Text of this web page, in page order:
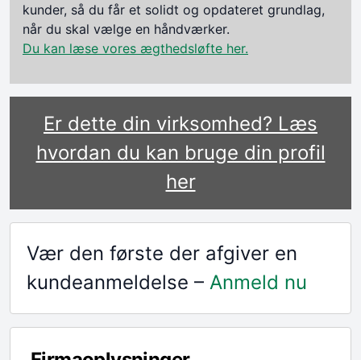
kunder, så du får et solidt og opdateret grundlag,
når du skal vælge en håndværker.
Du kan læse vores ægthedsløfte her.
Er dette din virksomhed? Læs
hvordan du kan bruge din profil
her
Vær den første der afgiver en
kundeanmeldelse – Anmeld nu